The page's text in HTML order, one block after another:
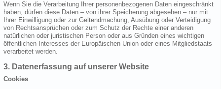
Wenn Sie die Verarbeitung Ihrer personenbezogenen Daten eingeschränkt
haben, dürfen diese Daten – von ihrer Speicherung abgesehen – nur mit
Ihrer Einwilligung oder zur Geltendmachung, Ausübung oder Verteidigung
von Rechtsansprüchen oder zum Schutz der Rechte einer anderen
natürlichen oder juristischen Person oder aus Gründen eines wichtigen
öffentlichen Interesses der Europäischen Union oder eines Mitgliedstaats
verarbeitet werden.
3. Datenerfassung auf unserer Website
Cookies